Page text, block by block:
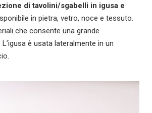
di tavolini/sgabelli in igusa e
in pietra, vetro, noce e tessuto.
che consente una grande
è usata lateralmente in un